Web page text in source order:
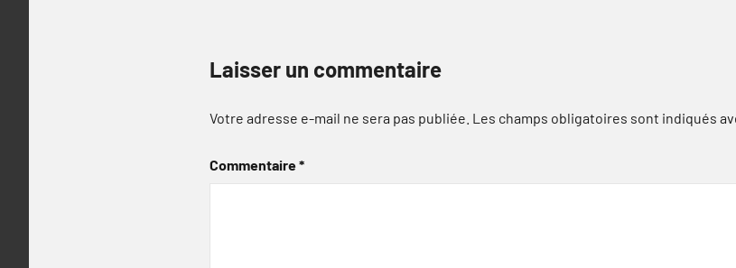
Laisser un commentaire
Votre adresse e-mail ne sera pas publiée. Les champs obligatoires sont indiqués
Commentaire*